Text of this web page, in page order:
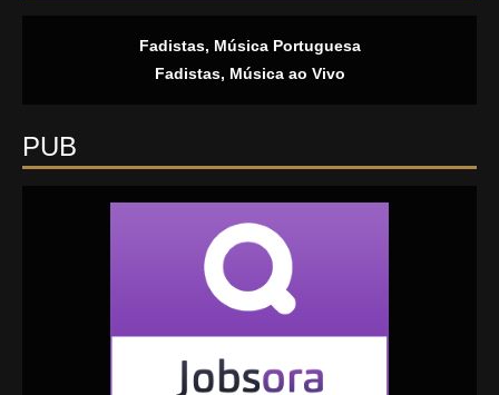
Fadistas, Música Portuguesa
Fadistas, Música ao Vivo
PUB